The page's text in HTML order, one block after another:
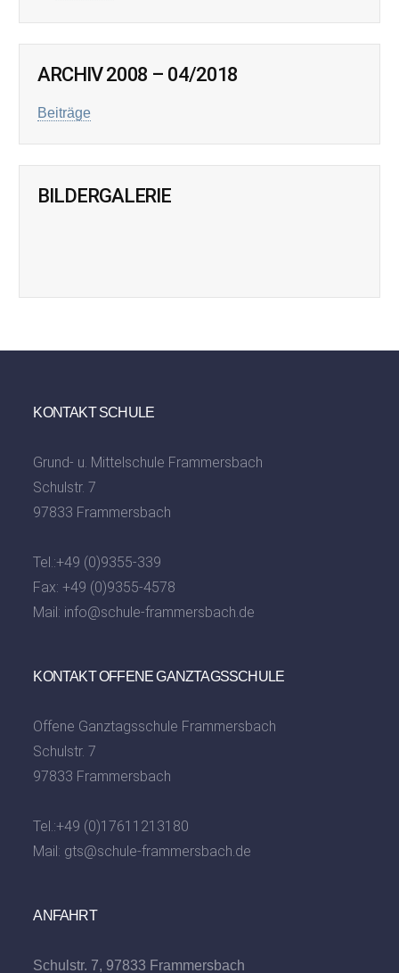
ARCHIV 2008 – 04/2018
Beiträge
BILDERGALERIE
KONTAKT SCHULE
Grund- u. Mittelschule Frammersbach
Schulstr. 7
97833 Frammersbach
Tel.:+49 (0)9355-339
Fax: +49 (0)9355-4578
Mail: info@schule-frammersbach.de
KONTAKT OFFENE GANZTAGSSCHULE
Offene Ganztagsschule Frammersbach
Schulstr. 7
97833 Frammersbach
Tel.:+49 (0)17611213180
Mail: gts@schule-frammersbach.de
ANFAHRT
Schulstr. 7, 97833 Frammersbach